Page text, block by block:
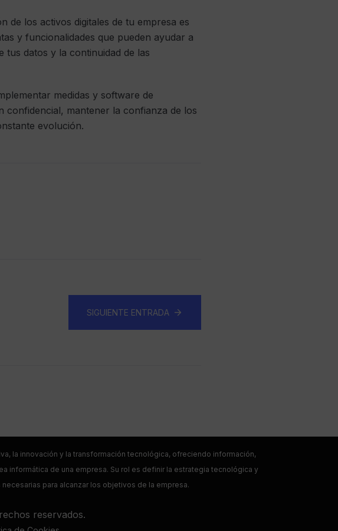
los activos digitales de tu empresa es
y funcionalidades que pueden ayudar a
tus datos y la continuidad de las
medidas y software de
confidencial, mantener la confianza de los
evolución.
SIGUIENTE ENTRADA
la innovación y la transformación tecnológica, ofreciendo información,
informática de una empresa. Su rol es definir la estrategia tecnológica y
para alcanzar los objetivos de la empresa.
reservados.